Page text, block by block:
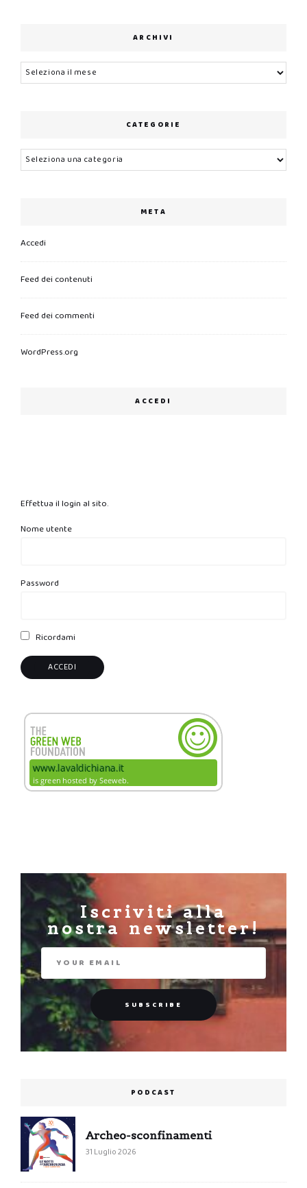
ARCHIVI
Archivi
CATEGORIE
Categorie
META
Accedi
Feed dei contenuti
Feed dei commenti
WordPress.org
ACCEDI
Effettua il login al sito.
Nome utente
Password
Ricordami
Iscriviti alla
nostra newsletter!
PODCAST
Archeo-sconfinamenti
31 Luglio 2026